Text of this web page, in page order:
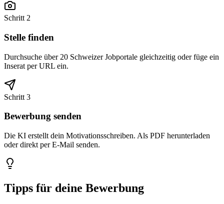
Schritt 2
Stelle finden
Durchsuche über 20 Schweizer Jobportale gleichzeitig oder füge ein
Inserat per URL ein.
Schritt 3
Bewerbung senden
Die KI erstellt dein Motivationsschreiben. Als PDF herunterladen
oder direkt per E-Mail senden.
Tipps für deine Bewerbung